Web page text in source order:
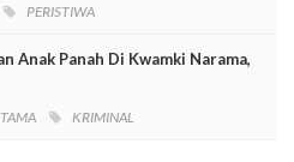
PERISTIWA
Anak Panah Di Kwamki Narama,
KRIMINAL